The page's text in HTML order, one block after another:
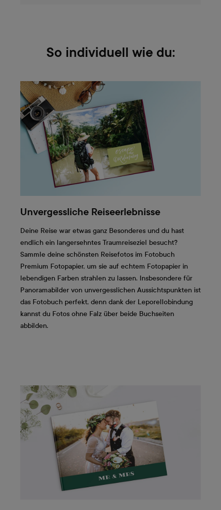
So individuell wie du:
Unvergessliche Reiseerlebnisse
Deine Reise war etwas ganz Besonderes und du hast
endlich ein langersehntes Traumreiseziel besucht?
Sammle deine schönsten Reisefotos im Fotobuch
Premium Fotopapier, um sie auf echtem Fotopapier in
lebendigen Farben strahlen zu lassen. Insbesondere für
Panoramabilder von unvergesslichen Aussichtspunkten ist
das Fotobuch perfekt, denn dank der Leporellobindung
kannst du Fotos ohne Falz über beide Buchseiten
abbilden.